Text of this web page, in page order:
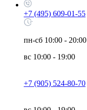
+7 (495) 609-01-55
пн-сб 10:00 - 20:00
вс 10:00 - 19:00
+7 (905) 524-80-70